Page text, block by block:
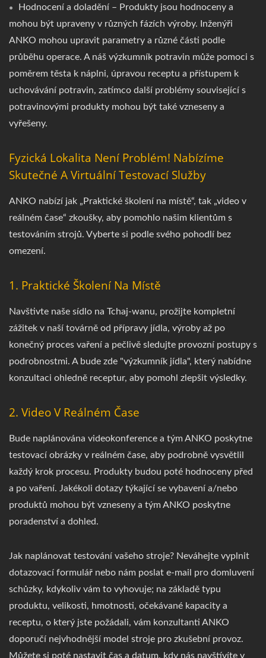
Hodnocení a doladění – Produkty jsou hodnoceny a
mohou být upraveny v různých fázích výroby. Inženýři
ANKO mohou upravit parametry a různé části podle
průběhu operace. A náš výzkumník potravin může pomoci s
poměrem těsta k náplni, úpravou receptu a přístupem k
uchovávání potravin, zatímco další problémy související s
potravinovými produkty mohou být také vzneseny a
vyřešeny.
Fyzická Lokalita Není Problém! Nabízíme
Skutečné A Virtuální Testovací Služby
ANKO nabízí jak „Praktické školení na místě“, tak „video v
reálném čase“ zkoušky, aby pomohlo našim klientům s
testováním strojů. Vyberte si podle svého pohodlí bez
omezení.
1. Praktické Školení Na Místě
Navštivte naše sídlo na Tchaj-wanu, prožijte kompletní
zážitek v naší továrně od přípravy jídla, výroby až po
konečný proces vaření a pečlivě sledujte provozní postupy s
podrobnostmi. A bude zde "výzkumník jídla", který nabídne
konzultaci ohledně receptur, aby pomohl zlepšit výsledky.
2. Video V Reálném Čase
Bude naplánována videokonference a tým ANKO poskytne
testovací obrázky v reálném čase, aby podrobně vysvětlil
každý krok procesu. Produkty budou poté hodnoceny před
a po vaření. Jakékoli dotazy týkající se vybavení a/nebo
produktů mohou být vzneseny a tým ANKO poskytne
poradenství a dohled.
Jak naplánovat testování vašeho stroje? Neváhejte vyplnit
dotazovací formulář nebo nám poslat e-mail pro domluvení
schůzky, kdykoliv vám to vyhovuje; na základě typu
produktu, velikosti, hmotnosti, očekávané kapacity a
receptu, o který jste požádali, vám konzultanti ANKO
doporučí nejvhodnější model stroje pro zkušební provoz.
Můžete si poté nastavit čas a datum, kdy nás navštívíte v